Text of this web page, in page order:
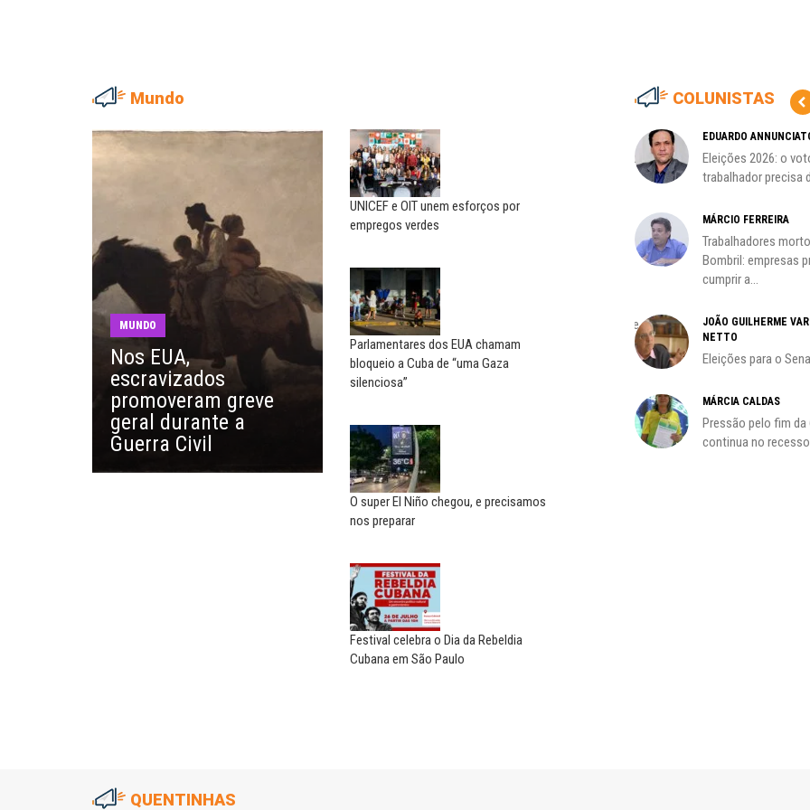
Mundo
MUNDO
Nos EUA,
escravizados
promoveram greve
geral durante a
Guerra Civil
UNICEF e OIT unem esforços por
empregos verdes
Parlamentares dos EUA chamam
bloqueio a Cuba de “uma Gaza
silenciosa”
O super El Niño chegou, e precisamos
nos preparar
Festival celebra o Dia da Rebeldia
Cubana em São Paulo
COLUNISTAS
EDUARDO ANNUNCIATO CHICÃO
Sem salário digno e proteção
social, não existe...
EUSÉBIO PINTO NETO
MARCOS VERLAINE
Nem reconstruir, nem
reinventar, o sindicalismo
precisa voltar...
SERGIO LUIZ LEITE (SERGINHO)
responsabilidade de todos
A luta continua: agora o foco é
A geopolítica nas eleições de
outubro; por Adilson...
EDUARDO
Eleições 2026: o
trabalhador precisa
MÁRCIO FERREIRA
Trabalhadores
Bombril: empresas
cumprir a...
JOÃO GUILHERME
NETTO
Eleições para o
MÁRCIA CALDAS
Pressão pelo fim da
continua no
QUENTINHAS